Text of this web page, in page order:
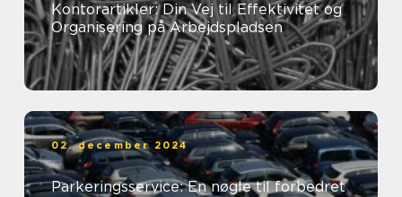
Kontorartikler: Din Vej til Effektivitet og
Organisering på Arbejdspladsen
02. december 2024
Parkeringsservice: En nøgle til forbedret